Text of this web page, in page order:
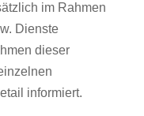
im Rahmen
Dienste
dieser
informiert.